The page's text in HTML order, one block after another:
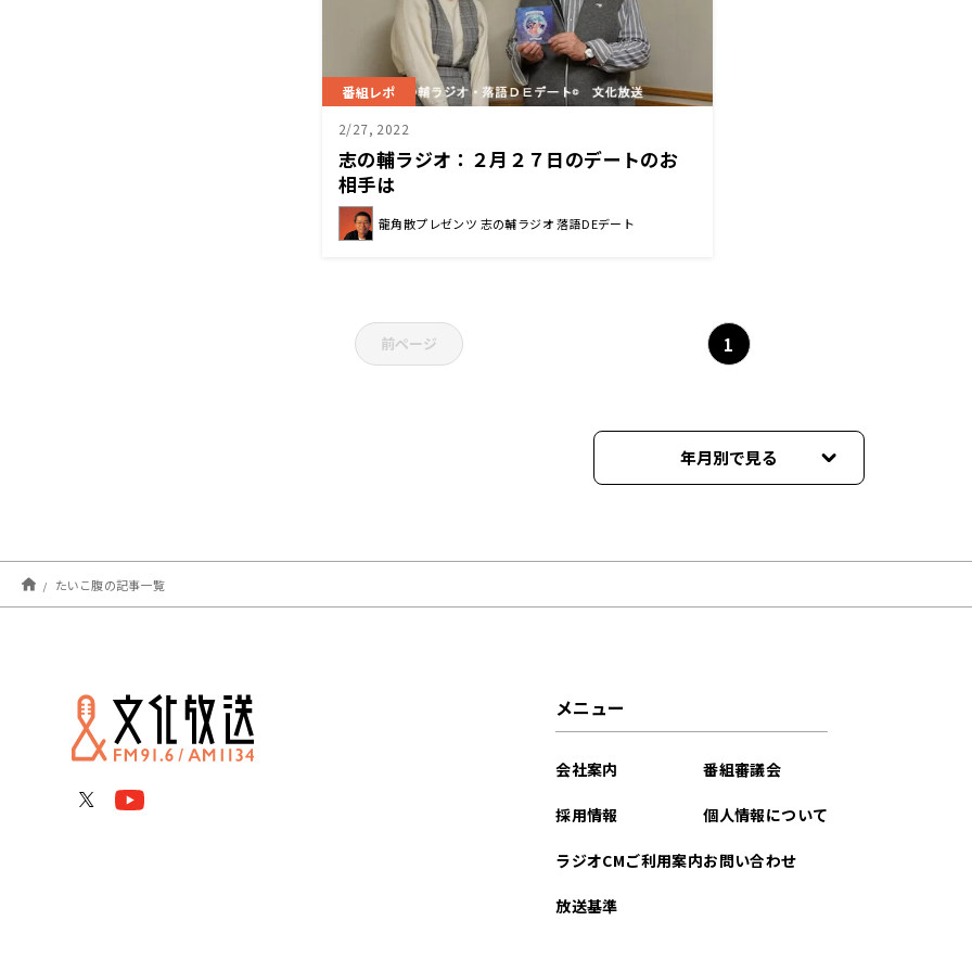
番組レポ
2/27, 2022
志の輔ラジオ：２月２７日のデートのお
相手は
龍角散プレゼンツ 志の輔ラジオ 落語DEデート
前ページ 1
年月別で見る
たいこ腹の記事一覧
メニュー
会社案内
採用情報
ラジオCMご利用案内
放送基準
番組審議会
個人情報について
お問い合わせ